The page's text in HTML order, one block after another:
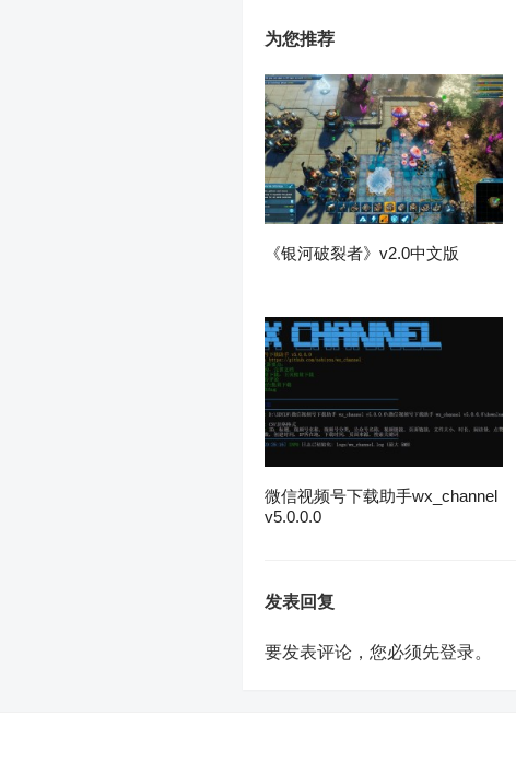
为您推荐
《银河破裂者》v2.0中文版
微信视频号下载助手wx_channel
v5.0.0.0
发表回复
要发表评论，您必须先登录。